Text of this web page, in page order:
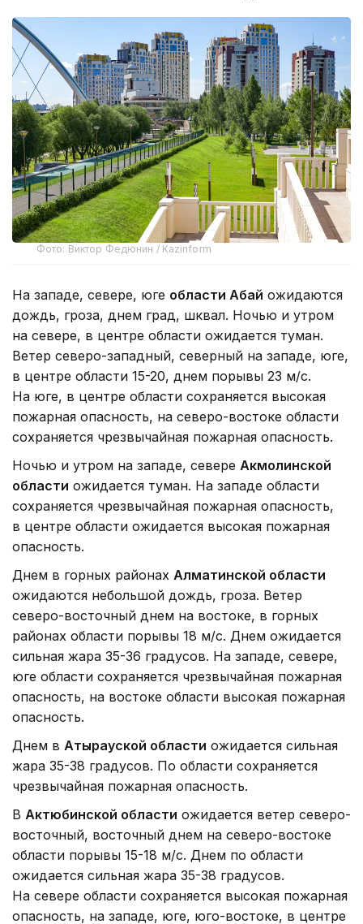
Фото: Виктор Федюнин / Kazinform
На западе, севере, юге области Абай ожидаются
дождь, гроза, днем град, шквал. Ночью и утром
на севере, в центре области ожидается туман.
Ветер северо-западный, северный на западе, юге,
в центре области 15-20, днем порывы 23 м/с.
На юге, в центре области сохраняется высокая
пожарная опасность, на северо-востоке области
сохраняется чрезвычайная пожарная опасность.
Ночью и утром на западе, севере Акмолинской
области ожидается туман. На западе области
сохраняется чрезвычайная пожарная опасность,
в центре области ожидается высокая пожарная
опасность.
Днем в горных районах Алматинской области
ожидаются небольшой дождь, гроза. Ветер
северо-восточный днем на востоке, в горных
районах области порывы 18 м/с. Днем ожидается
сильная жара 35-36 градусов. На западе, севере,
юге области сохраняется чрезвычайная пожарная
опасность, на востоке области высокая пожарная
опасность.
Днем в Атырауской области ожидается сильная
жара 35-38 градусов. По области сохраняется
чрезвычайная пожарная опасность.
В Актюбинской области ожидается ветер северо-
восточный, восточный днем на северо-востоке
области порывы 15-18 м/с. Днем по области
ожидается сильная жара 35-38 градусов.
На севере области сохраняется высокая пожарная
опасность, на западе, юге, юго-востоке, в центре